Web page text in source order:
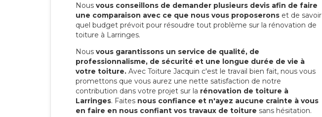
Nous vous conseillons de demander plusieurs devis afin de faire
une comparaison avec ce que nous vous proposerons et de savoir
quel budget prévoit pour résoudre tout problème sur la rénovation de
toiture à Larringes.
Nous vous garantissons un service de qualité, de
professionnalisme, de sécurité et une longue durée de vie à
votre toiture. Avec Toiture Jacquin c'est le travail bien fait, nous vous
promettons que vous aurez une nette satisfaction de notre
contribution dans votre projet sur la rénovation de toiture à
Larringes. Faites nous confiance et n'ayez aucune crainte à vous
en faire en nous confiant vos travaux de toiture sans hésitation.